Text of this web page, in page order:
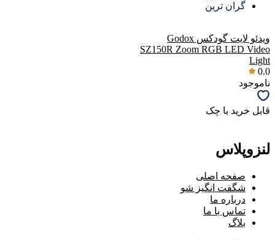
گران ترین
ویدئو لایت گودکس Godox
SZ150R Zoom RGB LED Video
Light
0.0
ناموجود
قابل خرید با چک
لنزوپلاس
صفحه اصلی
شگفت انگیز شو
درباره ما
تماس با ما
بلاگ